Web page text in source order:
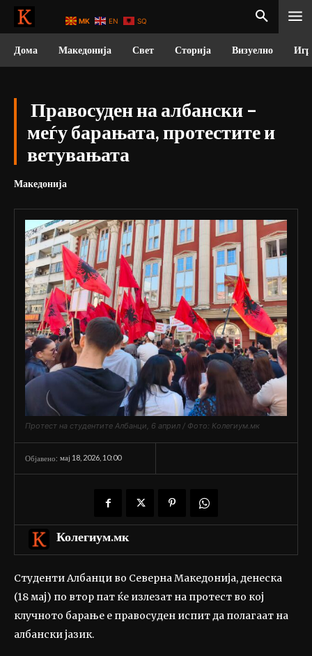
Дома Македонија Свет Сторија Визуелно
Правосуден на албански –
меѓу барањата, протестите и
ветувањата
Македонија
Протест на студентите Албанци, 6 април / Фото: Колегиум.мк
Објавено: мај 18, 2026, 10:00
Колегиум.мк
Студенти Албанци во Северна Македонија, денеска
(18 мај) по втор пат ќе излезат на протест во кој
клучното барање е правосуден испит да полагаат на
албански јазик.
MK EN SQ